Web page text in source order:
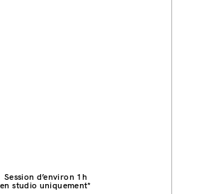
Session d’environ 1h
en studio uniquement*